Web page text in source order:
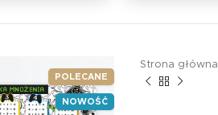
Zakładka zapachowa
Magnetyczne zakładki do książek
POLECANE
NOWOŚĆ
Strona główna